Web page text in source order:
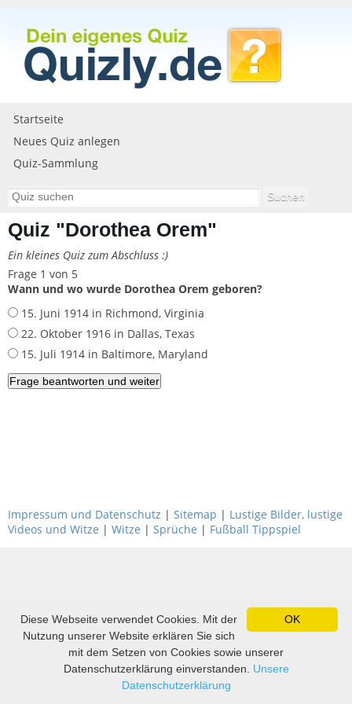
Startseite
Neues Quiz anlegen
Quiz-Sammlung
Quiz "Dorothea Orem"
Ein kleines Quiz zum Abschluss :)
Frage 1 von 5
Wann und wo wurde Dorothea Orem geboren?
15. Juni 1914 in Richmond, Virginia
22. Oktober 1916 in Dallas, Texas
15. Juli 1914 in Baltimore, Maryland
Impressum und Datenschutz | Sitemap | Lustige Bilder, lustige
Videos und Witze | Witze | Sprüche | Fußball Tippspiel
OK
Diese Webseite verwendet Cookies. Mit der
Nutzung unserer Website erklären Sie sich
mit dem Setzen von Cookies sowie unserer
Datenschutzerklärung einverstanden. Unsere
Datenschutzerklärung